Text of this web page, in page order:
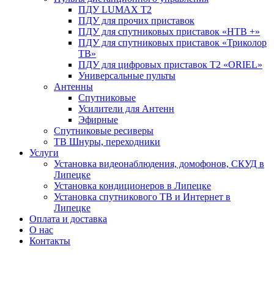
ПДУ LUMAX Т2
ПДУ для прочих приставок
ПДУ для спутниковых приставок «НТВ +»
ПДУ для спутниковых приставок «Триколор
ТВ»
ПДУ для цифровых приставок Т2 «ORIEL»
Универсальные пульты
Антенны
Спутниковые
Усилители для Антенн
Эфирные
Спутниковые ресиверы
ТВ Шнуры, переходники
Услуги
Установка видеонаблюдения, домофонов, СКУД в
Липецке
Установка кондиционеров в Липецке
Установка спутникового ТВ и Интернет в
Липецке
Оплата и доставка
О нас
Контакты